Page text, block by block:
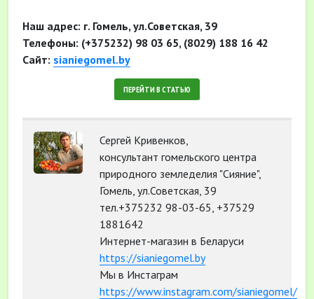
Наш адрес: г. Гомель, ул.Советская, 39
Телефоны: (+375232) 98 03 65, (8029) 188 16 42
Сайт: sianiegomel.by
ПЕРЕЙТИ В СТАТЬЮ
Сергей Кривенков,
консультант гомельского центра
природного земледелия "Сияние",
Гомель, ул.Советская, 39
тел.+375232 98-03-65, +37529
1881642
Интернет-магазин в Беларуси
https://sianiegomel.by
Мы в Инстаграм
https://www.instagram.com/sianiegomel/